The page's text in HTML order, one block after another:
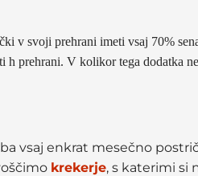
v svoji prehrani imeti vsaj 70%
h prehrani. V kolikor tega dodatka
vsaj enkrat mesečno
krekerje, s katerimi si